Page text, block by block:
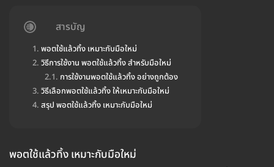
สารบัญ
พอตใช้แล้วทิ้ง เหมาะกับมือใหม่
วิธีการใช้งาน พอตใช้แล้วทิ้ง สำหรับมือใหม่
การใช้งานพอตใช้แล้วทิ้ง อย่างถูกต้อง
วิธีเลือกพอตใช้แล้วทิ้ง ให้เหมาะกับมือใหม่
สรุป พอตใช้แล้วทิ้ง เหมาะกับมือใหม่
พอตใช้แล้วทิ้ง เหมาะกับมือใหม่